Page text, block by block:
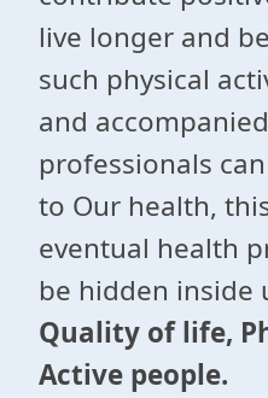
live longer and
such physical
and
professionals
to Our health,
eventual health
be hidden inside
Quality of life,
Active people.